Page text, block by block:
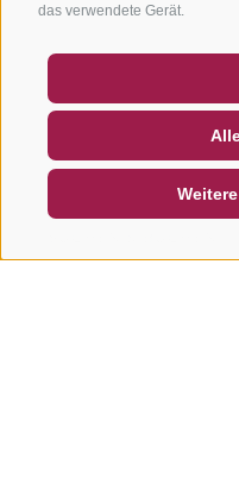
das verwendete Gerät.
NEWSLETTER